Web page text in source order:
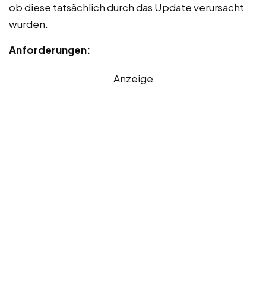
ob diese tatsächlich durch das Update verursacht
wurden.
Anforderungen:
Anzeige